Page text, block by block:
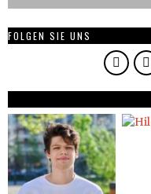
FOLGEN SIE UNS